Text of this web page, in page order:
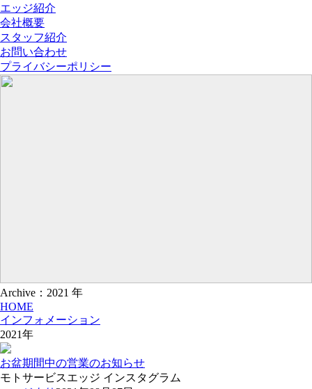
エッジ紹介
会社概要
スタッフ紹介
お問い合わせ
プライバシーポリシー
Archive：2021 年
HOME
インフォメーション
2021年
お盆期間中の営業のお知らせ
モトサービスエッジ インスタグラム